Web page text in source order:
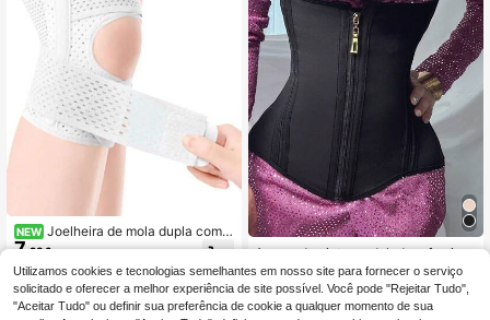
NEW Joelheira de mola dupla com ti
ra de fixação (1 unidade), fácil de c
corrida, ciclismo e exercícios.
7,28€
1 peça de cinta modeladora feminin
a para treino de fitness, dança, ioga
e esportes, com suporte para busto
e cintura, cinto modelador de cintur
a, cinta modeladora moderna com 1
28 Left
13,60€
Utilizamos cookies e tecnologias semelhantes em nosso site para fornecer o serviço
solicitado e oferecer a melhor experiência de site possível. Você pode "Rejeitar Tudo",
"Aceitar Tudo" ou definir sua preferência de cookie a qualquer momento de sua